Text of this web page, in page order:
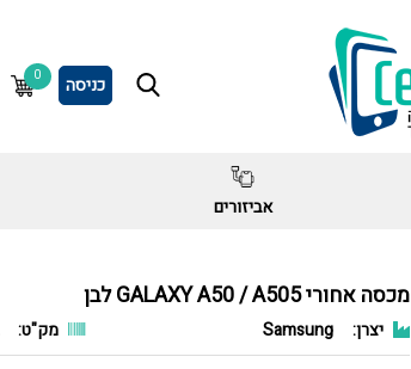
כניסה 0
אביזורים
מכסה אחורי GALAXY A50 / A505 לבן
יצרן: Samsung מק"ט: